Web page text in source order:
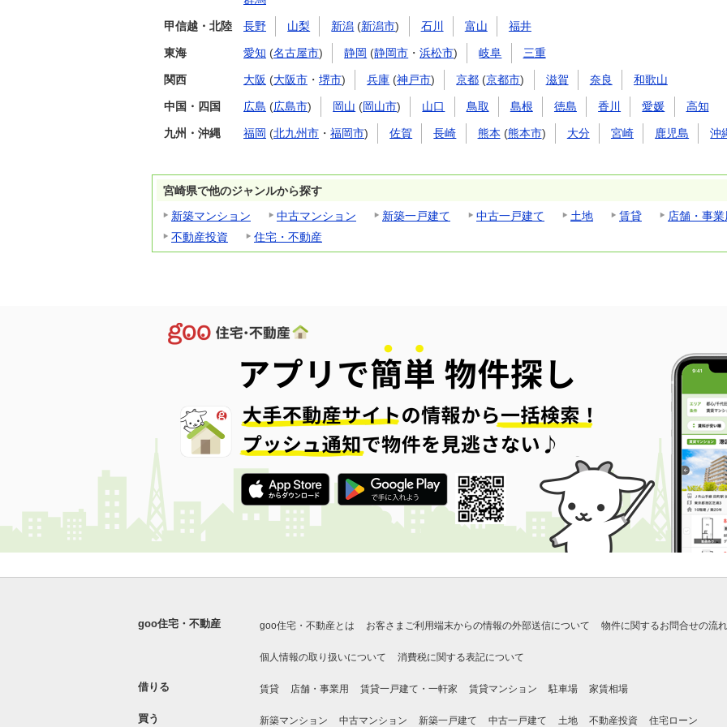
甲信越・北陸 長野 山梨 新潟 (新潟市) 石川 富山 福井
東海 愛知 (名古屋市) 静岡 (静岡市 ・浜松市) 岐阜 三重
関西 大阪 (大阪市 ・ 堺市) 兵庫 (神戸市) 京都 (京都市) 滋賀 奈良 和歌山
中国・四国 広島 (広島市) 岡山 (岡山市) 山口 鳥取 島根 徳島 香川 愛媛 高知
九州・沖縄 福岡 (北九州市 ・ 福岡市) 佐賀 長崎 熊本 (熊本市) 大分 宮崎 鹿児島 沖
宮崎県で他のジャンルから探す
新築マンション
中古マンション 新築一戸建て 中古一戸建て 土地 賃貸
店舗・事業
不動産投資
住宅・不動産
goo住宅・不動産 goo住宅・不動産とは お客さまご利用端末からの情報の外部送信について 物件に関するお問合せの流れ
個人情報の取り扱いについて 消費税に関する表記について
借りる 賃貸 店舗・事業用 賃貸一戸建て・一軒家 賃貸マンション 駐車場 家賃相場
買う 新築マンション 中古マンション 新築一戸建て 中古一戸建て 土地 不動産投資 住宅ローン